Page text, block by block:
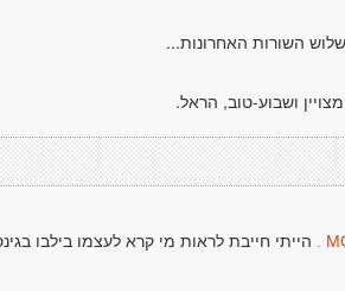
שלוש השורות האחרונות...
ושבוע-טוב, הראל.
הייתי חייבת לראות מי קרא לעצמו בילבו